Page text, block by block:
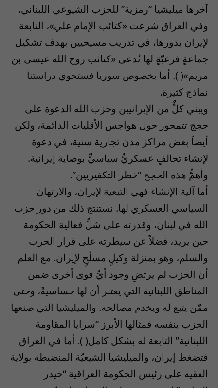
آخرها ميليشيا “رمزية” للحزب الشيوعي اللبناني.
وفي العراق شرعت «كتائب الإمام علي»، التابعة
لإيران بدورها، في تدريب مسيحيين بهدف تشكيل
جماعةٍ فرعيّةٍ لها تُدعى «كتائب روح الله عيسى بن
مريم»( ). أما بخصوص سوريا فستحوي دراستنا
نماذج كثيرة.
ويبني كلٌّ من الإيرانيين وحزب الله الدعوة على
حجج تتمحور حول هواجس الأقليات الدائمة، ولكن
أيضاً بعض مراكز مدن تجارية سنية، في دعوة
لإنشاء تحالفٍ عسكريٍّ سياسيٍّ بوصاية إيرانية.
وأهمُّ هذه الحجج “خطر التكفيريين”.
أما آلية الإنشاء فهي التبعية لإيران، والارتهان
السياسي العسكري لها. نستنتج ذلك من دور حزب
الله في لبنان، وقدرته على شلِّ فعالية الحكومة
حين يريد، فضلاً عن سيطرته على قرار الحرب
والسلم، وهو بمنزلة وكيلٍ مسلّحٍ لإيران. مع العلم
أن الحزب لم يرتضِ وجود أيِّ قوى أخرى ضمن
المناطق اللبنانية التي يعتبر أن لها حساسيةً، وحتى
ممّن يتبع له ويخدم مصالحه. والميليشيا التي صنعها
الحزب بنفسه فمثالها الأبرز “سرايا المقاومة
اللبنانية” التابعة له بشكل كامل( ). أما في العراق
فتضغط إيران، والميليشيا الشيعيّة المنضبطة بولاية
الفقيه على رئيس الحكومة العراقية “حيدر